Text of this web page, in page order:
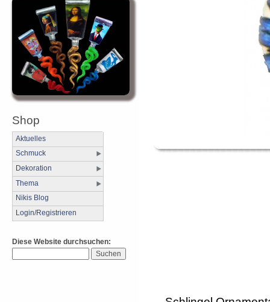
Shop
Aktuelles
Schmuck
Dekoration
Thema
Nikis Blog
Login/Registrieren
Diese Website durchsuchen: